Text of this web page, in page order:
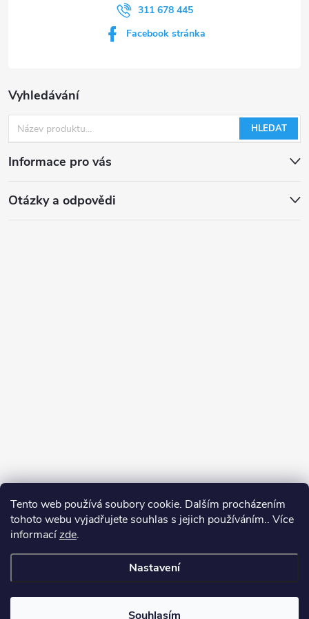
Tento web používá soubory cookie. Dalším procházením
tohoto webu vyjadřujete souhlas s jejich používáním.. Více
informacízde.
Nastavení
Souhlasím
Vyhledávání
HLEDAT
Informace pro vás
Otázky a odpovědi
311 678 445
Facebook stránka
Spolupracujeme
nastavení cookies